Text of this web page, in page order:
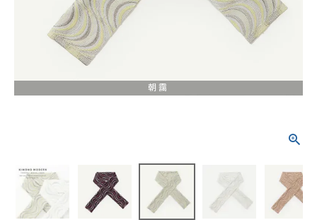
カジュアル ソシアル
在庫有 アーカイブ商品 セール商品
正絹 ポリエステル その他
価格から探す
着物
羽織
朝靄